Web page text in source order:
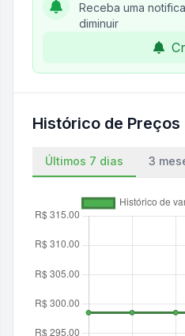
Receba uma
diminuir
Histórico de Preços
Últimos 7 dias 3